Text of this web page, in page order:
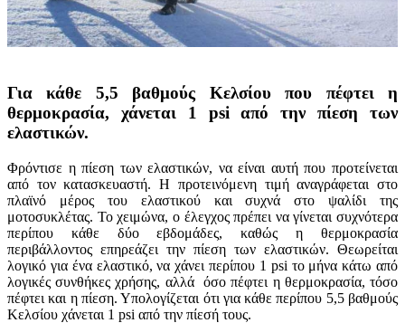
Για κάθε 5,5 βαθμούς Κελσίου που πέφτει η
θερμοκρασία, χάνεται 1 psi από την πίεση των
ελαστικών.
Φρόντισε η πίεση των ελαστικών, να είναι αυτή που προτείνεται
από τον κατασκευαστή. Η προτεινόμενη τιμή αναγράφεται στο
πλαϊνό μέρος του ελαστικού και συχνά στο ψαλίδι της
μοτοσυκλέτας. Το χειμώνα, ο έλεγχος πρέπει να γίνεται συχνότερα
περίπου κάθε δύο εβδομάδες, καθώς η θερμοκρασία
περιβάλλοντος επηρεάζει την πίεση των ελαστικών. Θεωρείται
λογικό για ένα ελαστικό, να χάνει περίπου 1 psi το μήνα κάτω από
λογικές συνθήκες χρήσης, αλλά όσο πέφτει η θερμοκρασία, τόσο
πέφτει και η πίεση. Υπολογίζεται ότι για κάθε περίπου 5,5 βαθμούς
Κελσίου χάνεται 1 psi από την πίεσή τους.